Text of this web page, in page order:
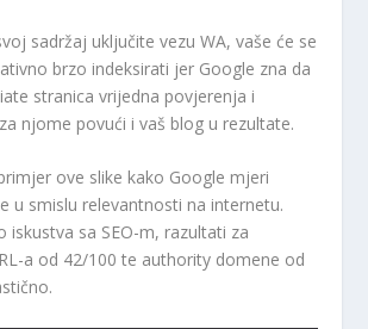
sadržaj uključite vezu WA, vaše će se
brzo indeksirati jer Google zna da
stranica vrijedna povjerenja i
njome povući i vaš blog u rezultate.
ove slike kako Google mjeri
u smislu relevantnosti na internetu.
iskustva sa SEO-m, razultati za
a od 42/100 te authority domene od